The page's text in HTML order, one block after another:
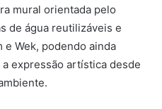
mural orientada pelo
de água reutilizáveis e
Wek, podendo ainda
expressão artística desde